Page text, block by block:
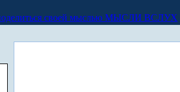
МЫСЛИ ВСЛУХ